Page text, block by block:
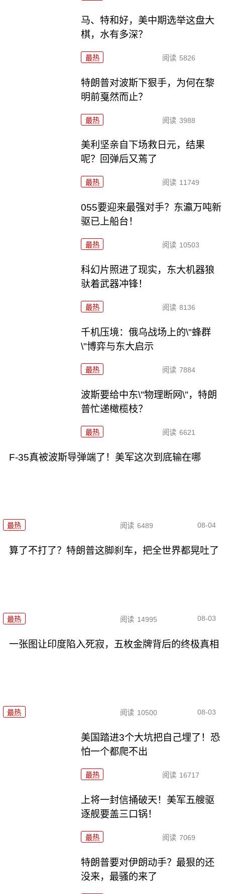
马、特和好，美中期选举这盘大
棋，水有多深？
最热 阅读 5826
特朗普对波斯下狠手，为何在黎
明前戛然而止？
最热 阅读 3988
美利坚亲自下场救日元，结果
呢？回弹后又蔫了
最热 阅读 11749
055要迎来最强对手？东瀛万吨新
驱已上船台！
最热 阅读 10503
科幻片照进了现实，东大机器狼
驮着武器冲锋！
最热 阅读 8136
千机压境：俄乌战场上的\"蜂群
\"博弈与东大启示
最热 阅读 7884
波斯要给中东\"物理断网\"，特朗
普忙递橄榄枝？
最热 阅读 6621
F-35真被波斯导弹端了！美军这次到底输在哪
最热 阅读 6489 08-04
算了不打了？特朗普这脚刹车，把全世界都晃吐了
最热 阅读 14995 08-03
一张图让印度陷入死寂，五枚金牌背后的终极真相
最热 阅读 10500 08-03
美国踏进3个大坑把自己埋了！恐
怕一个都爬不出
最热 阅读 16717
上将一封信捅破天！美军五艘驱
逐舰要盖三口锅！
最热 阅读 7069
特朗普要对伊朗动手？最狠的还
没来，最骚的来了